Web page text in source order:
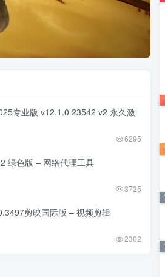
专业版 v12.1.0.23542 v2 永久激
6295
绿色版 – 网络代理工具
3725
剪映国际版 – 视频剪辑
2302